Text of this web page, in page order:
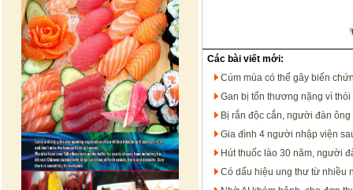
Các bài viết mới:
Cúm mùa có thể gây biến
Gan bị tổn thương nặng vì
Bị rắn độc cắn, người đàn
Gia đình 4 người nhập viện
Hút thuốc lào 30 năm, người
Có dấu hiệu ung thư từ nhiều